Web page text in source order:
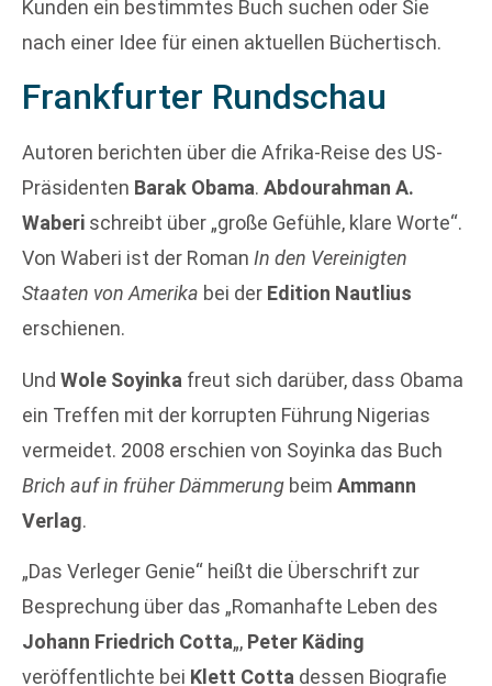
Kunden ein bestimmtes Buch suchen oder Sie
nach einer Idee für einen aktuellen Büchertisch.
Frankfurter Rundschau
Autoren berichten über die Afrika-Reise des US-
Präsidenten Barak Obama. Abdourahman A.
Waberi schreibt über „große Gefühle, klare Worte“.
Von Waberi ist der Roman In den Vereinigten
Staaten von Amerika bei der Edition Nautlius
erschienen.
Und Wole Soyinka freut sich darüber, dass Obama
ein Treffen mit der korrupten Führung Nigerias
vermeidet. 2008 erschien von Soyinka das Buch
Brich auf in früher Dämmerung beim Ammann
Verlag.
„Das Verleger Genie“ heißt die Überschrift zur
Besprechung über das „Romanhafte Leben des
Johann Friedrich Cotta„, Peter Käding
veröffentlichte bei Klett Cotta dessen Biografie